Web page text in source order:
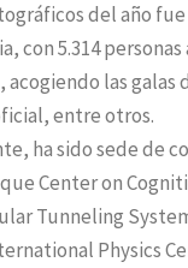
del año
con 5.314
las galas
entre otros.
ha sido sede de
Center on
Tunneling
Physics